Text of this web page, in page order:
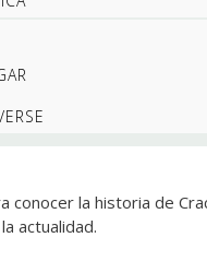
conocer la historia de
actualidad.